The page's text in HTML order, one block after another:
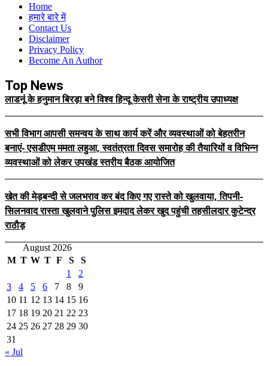
Home
हमारे बारे में
Contact Us
Disclaimer
Privacy Policy
Become An Author
Top News
लाडनूं के हनुमान बिरड़ा बने विश्व हिन्दू केसरी सेना के राष्ट्रीय उपाध्यक्ष
सभी विभाग आपसी समन्वय के साथ कार्य करें और व्यवस्थाओं को बेहतरीन
बनाएं- एसडीएम ममता लहुआ, स्वतंत्रता दिवस समारोह की तैयारियों व विभिन्न
व्यवस्थाओं को लेकर उपखंड स्तरीय बैठक आयोजित
खेत की मेड़बन्दी से जलभराव कर बंद किए गए रास्ते को खुलवाया, तिपनी-
सिलनवाद रास्ता खुलवाने पुलिस इमदाद लेकर खुद पहुंची तहसीलदार कुटेन्द्र
राठौड़
August 2026
M T W T F S
S
1
2
3
4 5 6 7 8
9
10 11 12 13 14 15 16
17 18 19 20 21 22 23
24 25 26 27 28 29 30
31
« Jul